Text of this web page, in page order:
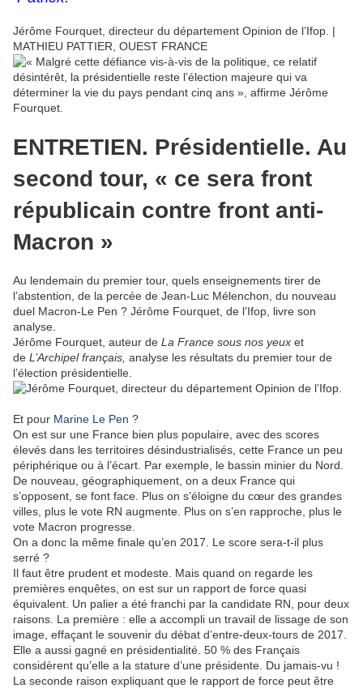
Jérôme Fourquet, directeur du département Opinion de l’Ifop. |
MATHIEU PATTIER, OUEST FRANCE
ENTRETIEN. Présidentielle. Au
second tour, « ce sera front
républicain contre front anti-
Macron »
Au lendemain du premier tour, quels enseignements tirer de
l’abstention, de la percée de Jean-Luc Mélenchon, du nouveau
duel Macron-Le Pen ? Jérôme Fourquet, de l’Ifop, livre son
analyse.
Jérôme Fourquet, auteur de La France sous nos yeux et
de L’Archipel français, analyse les résultats du premier tour de
l’élection présidentielle.
Et pour Marine Le Pen ?
On est sur une France bien plus populaire, avec des scores
élevés dans les territoires désindustrialisés, cette France un peu
périphérique ou à l’écart. Par exemple, le bassin minier du Nord.
De nouveau, géographiquement, on a deux France qui
s’opposent, se font face. Plus on s’éloigne du cœur des grandes
villes, plus le vote RN augmente. Plus on s’en rapproche, plus le
vote Macron progresse.
On a donc la même finale qu’en 2017. Le score sera-t-il plus
serré ?
Il faut être prudent et modeste. Mais quand on regarde les
premières enquêtes, on est sur un rapport de force quasi
équivalent. Un palier a été franchi par la candidate RN, pour deux
raisons. La première : elle a accompli un travail de lissage de son
image, effaçant le souvenir du débat d’entre-deux-tours de 2017.
Elle a aussi gagné en présidentialité. 50 % des Français
considèrent qu’elle a la stature d’une présidente. Du jamais-vu !
La seconde raison expliquant que le rapport de force peut être